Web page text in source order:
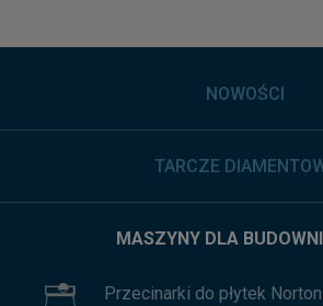
NOWOŚCI
TARCZE
MASZYNY DLA
Przecinarki do płytek